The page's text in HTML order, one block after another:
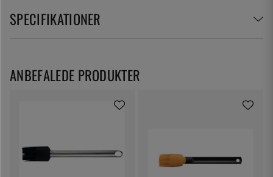
SPECIFIKATIONER
ANBEFALEDE PRODUKTER